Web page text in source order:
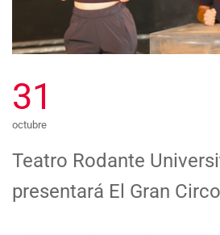
31
octubre
Teatro Rodante
presentará El Gran